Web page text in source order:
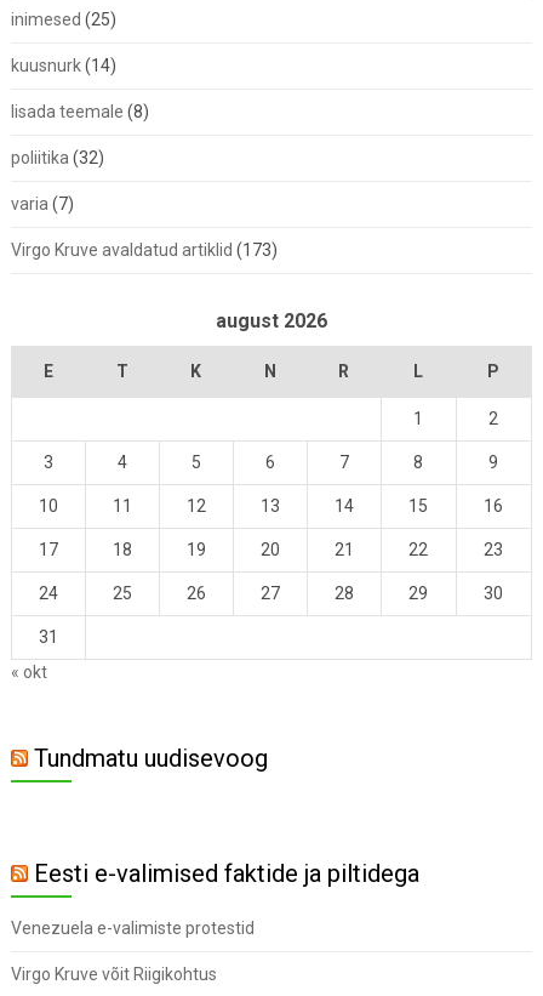
inimesed (25)
kuusnurk(14)
lisada teemale (8)
poliitika (32)
varia (7)
Virgo Kruve avaldatud artiklid (173)
august 2026
E T K N R L P
1 2
3 4 5 6 7 8 9
10 11 12 13 14 15 16
17 18 19 20 21 22 23
24 25 26 27 28 29 30
31
« okt
Tundmatu uudisevoog
Eesti e-valimised faktide ja piltidega
Venezuela e-valimiste protestid
Virgo Kruve võit Riigikohtus